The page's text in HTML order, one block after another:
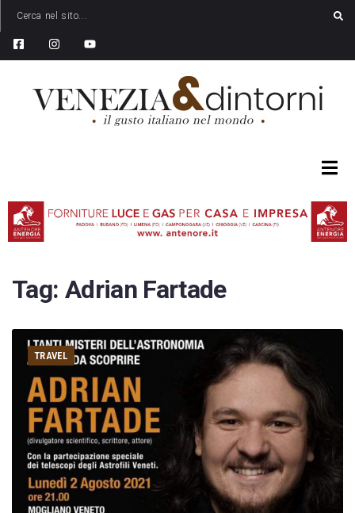
Tag: Adrian Fartade
TRAVEL